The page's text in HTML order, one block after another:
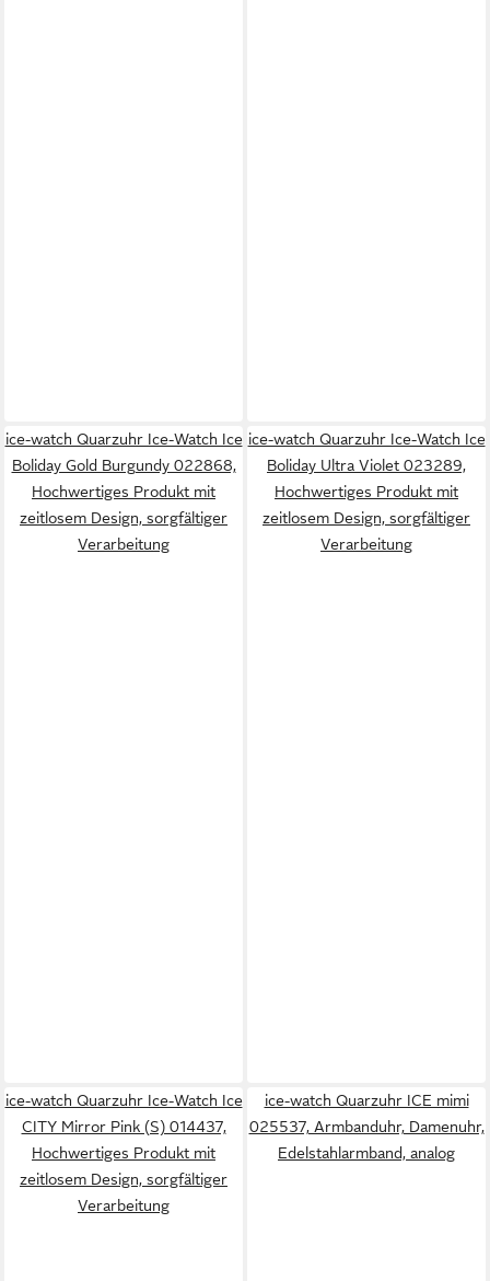
ice-watch Quarzuhr Ice-Watch Ice
Boliday Gold Burgundy 022868,
Hochwertiges Produkt mit
zeitlosem Design, sorgfältiger
Verarbeitung
ice-watch Quarzuhr Ice-Watch Ice
Boliday Ultra Violet 023289,
Hochwertiges Produkt mit
zeitlosem Design, sorgfältiger
Verarbeitung
ice-watch Quarzuhr Ice-Watch Ice
CITY Mirror Pink (S) 014437,
Hochwertiges Produkt mit
zeitlosem Design, sorgfältiger
Verarbeitung
ice-watch Quarzuhr ICE mimi
025537, Armbanduhr, Damenuhr,
Edelstahlarmband, analog